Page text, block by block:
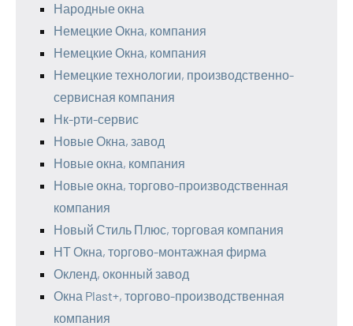
Народные окна
Немецкие Окна, компания
Немецкие Окна, компания
Немецкие технологии, производственно-
сервисная компания
Нк-рти-сервис
Новые Окна, завод
Новые окна, компания
Новые окна, торгово-производственная
компания
Новый Стиль Плюс, торговая компания
НТ Окна, торгово-монтажная фирма
Окленд, оконный завод
Окна Plast+, торгово-производственная
компания